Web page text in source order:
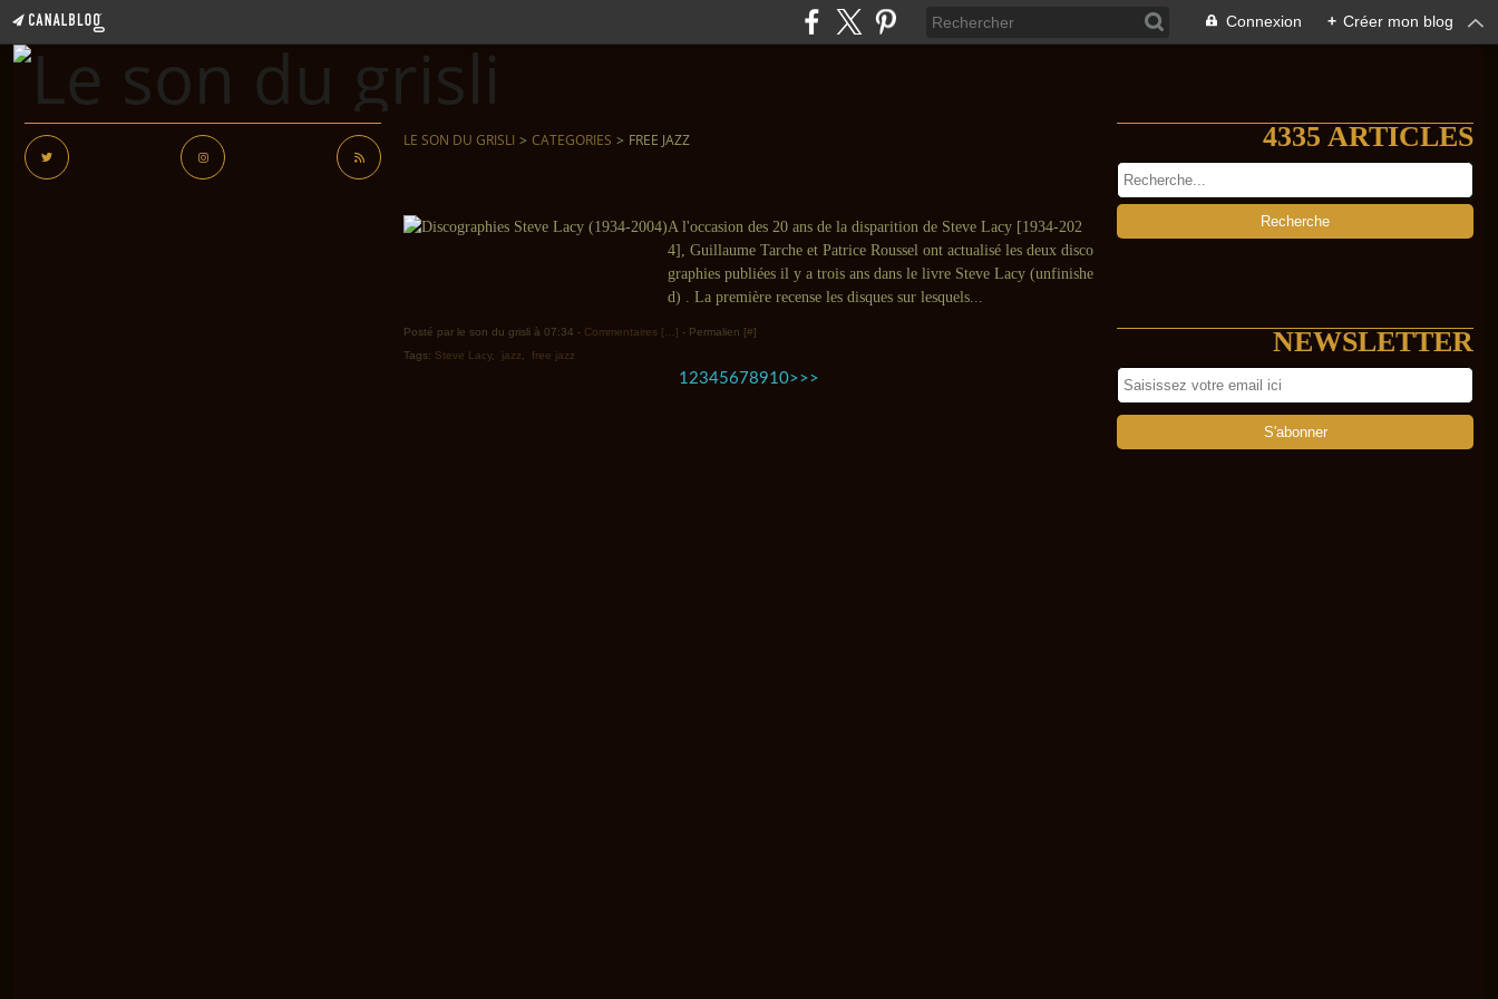
Connexion + Créer mon blog
LE SON DU GRISLI > CATEGORIES > FREE JAZZ
A l'occasion des 20 ans de la disparition de Steve Lacy [1934-202
4], Guillaume Tarche et Patrice Roussel ont actualisé les deux disco
graphies publiées il y a trois ans dans le livre Steve Lacy (unfinishe
d) . La première recense les disques sur lesquels...
Posté par le son du grisli à 07:34 - Commentaires [ ] - Permalien [#]
Tags: Steve Lacy, jazz free jazz
123456 78910
20
30
40
50
60
70
80
90
100
200
300
400
500 >>>
4335 ARTICLES
NEWSLETTER